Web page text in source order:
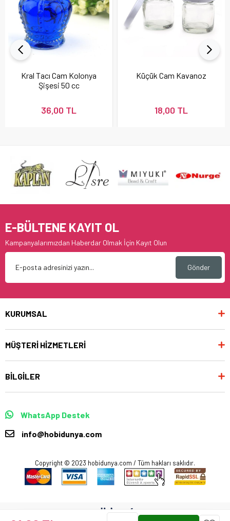
Kral Tacı Cam Kolonya
Şişesi 50 cc
36,00 TL
Küçük Cam Kavanoz
18,00 TL
E-BÜLTENE KAYIT OL
Kampanyalarımızdan Haberdar Olmak İçin Kayıt Olun
Gönder
KURUMSAL
MÜŞTERİ HİZMETLERİ
BİLGİLER
WhatsApp Destek
info@hobidunya.com
Copyright © 2023 hobidunya.com / Tüm hakları saklıdır.